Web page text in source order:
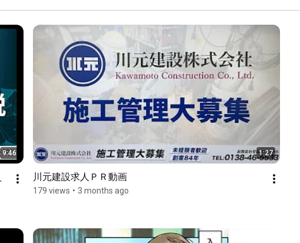
9:46 1:27
川元建設求人ＰＲ動画
179 views • 3 months ago